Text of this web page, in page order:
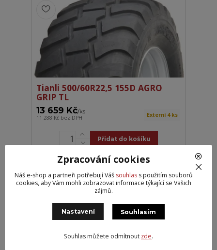
Tianli 500/60R22,5 155D AGRO
GRIP TL
13 659 Kč/ks
11 288 Kč bez DPH Externí 4 ks
Přidat do košíku
Zpracování cookies
Náš e-shop a partneři potřebují Váš souhlass použitím souborů
cookies, aby Vám mohli zobrazovat informace týkající se Vašich
zájmů.
Nastavení Souhlasím
Souhlas můžete odmítnout zde.